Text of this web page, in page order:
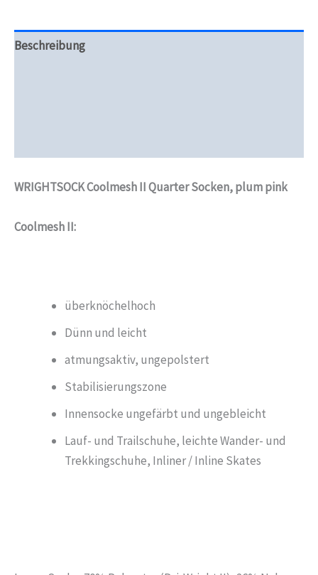
Beschreibung
WRIGHTSOCK Coolmesh II Quarter Socken, plum pink
Coolmesh II:
überknöchelhoch
Dünn und leicht
atmungsaktiv, ungepolstert
Stabilisierungszone
Innensocke ungefärbt und ungebleicht
Lauf- und Trailschuhe, leichte Wander- und
Trekkingschuhe, Inliner / Inline Skates